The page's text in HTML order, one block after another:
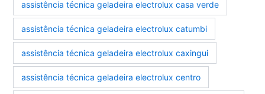
assistência técnica geladeira electrolux casa verde
assistência técnica geladeira electrolux catumbi
assistência técnica geladeira electrolux caxingui
assistência técnica geladeira electrolux centro